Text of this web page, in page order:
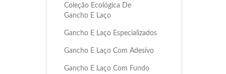
Coleção Ecológica De
Gancho E Laço
Gancho E Laço Especializados
Gancho E Laço Com Adesivo
Gancho E Laço Com Fundo